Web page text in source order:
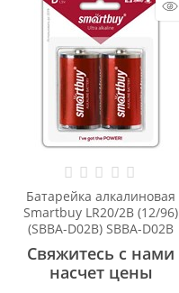
Батарейка алкалиновая
Smartbuy LR20/2B (12/96)
(SBBA-D02B) SBBA-D02B
Свяжитесь с нами
насчет цены